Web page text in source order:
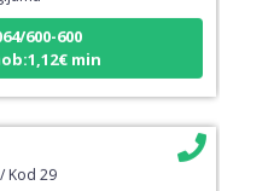
600-600
min
/ Kod 29